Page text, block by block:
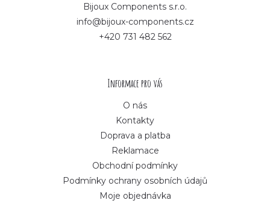
Bijoux Components s.r.o.
info@bijoux-components.cz
+420 731 482 562
Informace pro vás
O nás
Kontakty
Doprava a platba
Reklamace
Obchodní podmínky
Podmínky ochrany osobních údajů
Moje objednávka